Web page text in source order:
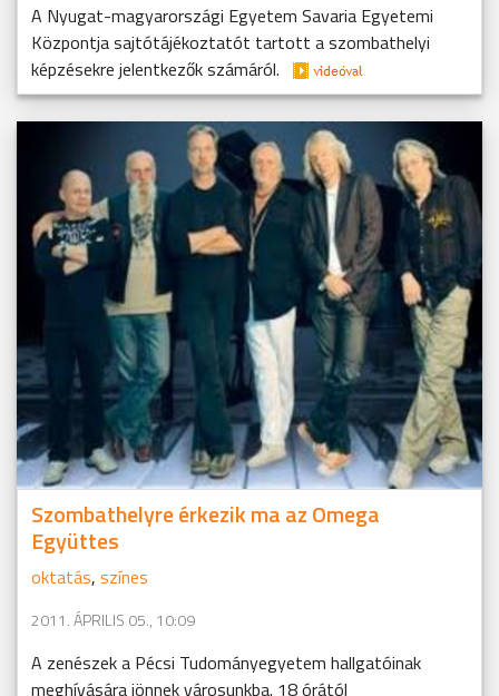
A Nyugat-magyarországi Egyetem Savaria Egyetemi
Központja sajtótájékoztatót tartott a szombathelyi
képzésekre jelentkezők számáról.
Szombathelyre érkezik ma az Omega
Együttes
oktatás, színes
2011. ÁPRILIS 05., 10:09
A zenészek a Pécsi Tudományegyetem hallgatóinak
meghívására jönnek városunkba. 18 órától